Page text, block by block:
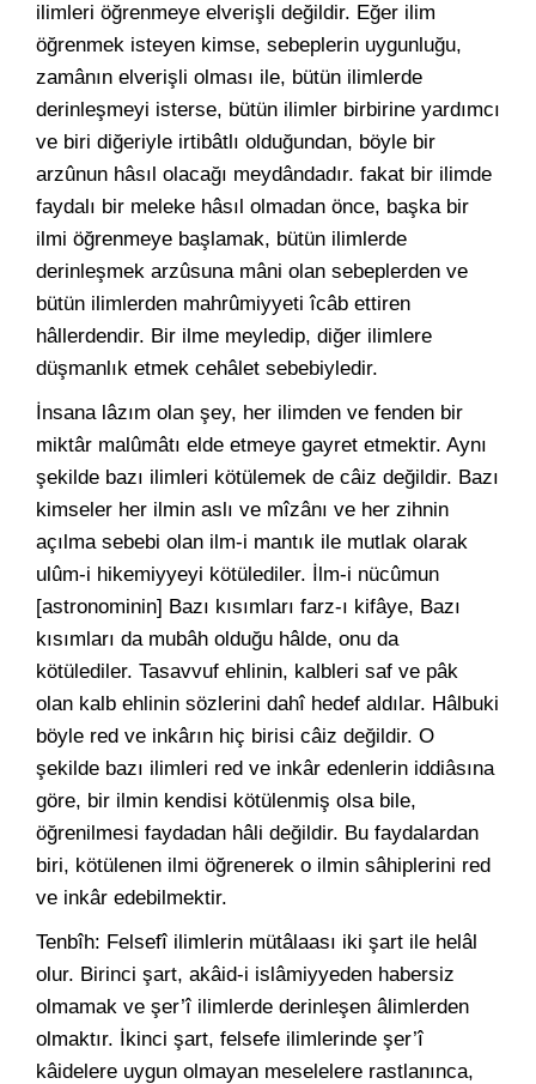
ilimleri öğrenmeye elverişli değildir. Eğer ilim
öğrenmek isteyen kimse, sebeplerin uygunluğu,
zamânın elverişli olması ile, bütün ilimlerde
derinleşmeyi isterse, bütün ilimler birbirine yardımcı
ve biri diğeriyle irtibâtlı olduğundan, böyle bir
arzûnun hâsıl olacağı meydândadır. fakat bir ilimde
faydalı bir meleke hâsıl olmadan önce, başka bir
ilmi öğrenmeye başlamak, bütün ilimlerde
derinleşmek arzûsuna mâni olan sebeplerden ve
bütün ilimlerden mahrûmiyyeti îcâb ettiren
hâllerdendir. Bir ilme meyledip, diğer ilimlere
düşmanlık etmek cehâlet sebebiyledir.
İnsana lâzım olan şey, her ilimden ve fenden bir
miktâr malûmâtı elde etmeye gayret etmektir. Aynı
şekilde bazı ilimleri kötülemek de câiz değildir. Bazı
kimseler her ilmin aslı ve mîzânı ve her zihnin
açılma sebebi olan ilm-i mantık ile mutlak olarak
ulûm-i hikemiyyeyi kötülediler. İlm-i nücûmun
[astronominin] Bazı kısımları farz-ı kifâye, Bazı
kısımları da mubâh olduğu hâlde, onu da
kötülediler. Tasavvuf ehlinin, kalbleri saf ve pâk
olan kalb ehlinin sözlerini dahî hedef aldılar. Hâlbuki
böyle red ve inkârın hiç birisi câiz değildir. O
şekilde bazı ilimleri red ve inkâr edenlerin iddiâsına
göre, bir ilmin kendisi kötülenmiş olsa bile,
öğrenilmesi faydadan hâli değildir. Bu faydalardan
biri, kötülenen ilmi öğrenerek o ilmin sâhiplerini red
ve inkâr edebilmektir.
Tenbîh: Felsefî ilimlerin mütâlaası iki şart ile helâl
olur. Birinci şart, akâid-i islâmiyyeden habersiz
olmamak ve şer’î ilimlerde derinleşen âlimlerden
olmaktır. İkinci şart, felsefe ilimlerinde şer’î
kâidelere uygun olmayan meselelere rastlanınca,